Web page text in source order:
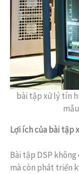
bài tập xử lý tín
Lợi ích của bài tập
Bài tập DSP
mà còn phát triển